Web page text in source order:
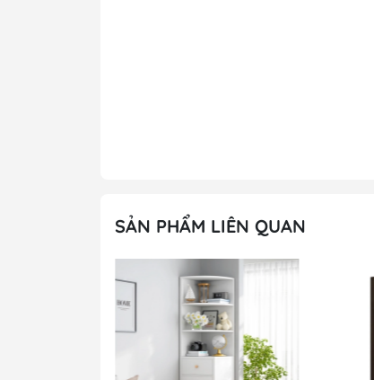
Thép phun
Cửa tủ bằng
Ưu đãi
Miễn phí dựng
thời
Hình ảnh chi
K3 màu trắng -
SẢN PHẨM LIÊN QUAN